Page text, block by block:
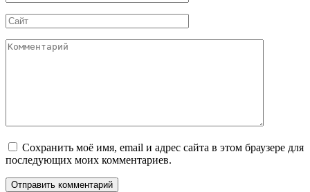
*
Сайт
Комментарий
Сохранить моё имя, email и адрес сайта в этом браузере для
последующих моих комментариев.